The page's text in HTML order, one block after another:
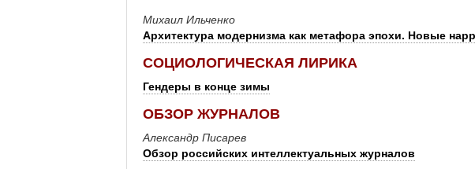
Михаил Ильченко
Архитектура модернизма как метафора эпохи. Новые
СОЦИОЛОГИЧЕСКАЯ ЛИРИКА
Гендеры в конце зимы
ОБЗОР ЖУРНАЛОВ
Александр Писарев
Обзор российских интеллектуальных журналов